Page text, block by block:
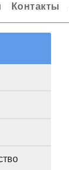
Контакты